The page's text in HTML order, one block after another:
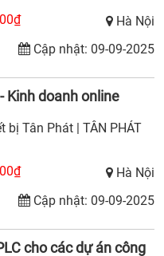
Hà Nội
Cập nhật: 09-09-2025
Kinh doanh online
bị Tân Phát | TÂN PHÁT
Hà Nội
Cập nhật: 09-09-2025
cho các dự án công